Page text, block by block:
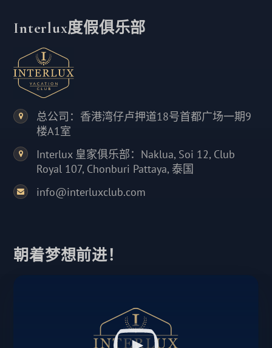
Interlux度假俱乐部
总公司：香港湾仔卢押道18号首都广场一期9
楼A1室
Interlux 皇家俱乐部：Naklua, Soi 12, Club
Royal 107, Chonburi Pattaya, 泰国
info@interluxclub.com
朝着梦想前进！